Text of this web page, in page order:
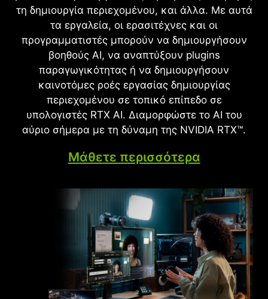
τη δημιουργία περιεχομένου, και άλλα. Με αυτά
τα εργαλεία, οι ερασιτέχνες και οι
προγραμματιστές μπορούν να δημιουργήσουν
βοηθούς AI, να αναπτύξουν plugins
παραγωγικότητας ή να δημιουργήσουν
καινοτόμες ροές εργασίας δημιουργίας
περιεχομένου σε τοπικό επίπεδο σε
υπολογιστές RTX AI. Διαμορφώστε το AI του
αύριο σήμερα με τη δύναμη της NVIDIA RTX™.
Μάθετε περισσότερα
μείωση της καθυστέρησης και τη βελτίωση της
ποιότητας της εικόνας. Το πιο πρόσφατο
επίτευγμα, το DLSS 4, φέρνει νέα Multi Frame
Generation και ενισχυμένη Ray Reconstruction
και Super ανάλυση, που τροφοδοτείται από GPU
GeForce RTX™ 50 Series και πέμπτης γενιάς
πυρήνες Tensor. GeForce RTX με DLSS είναι ο
καλύτερος τρόπος παιχνιδιού, υποστηριζόμενο
από ένα NVIDIA AI υπερυπολογιστή στο cloud
που βελτιώνει συνεχώς τις δυνατότητες
παιχνιδιού του υπολογιστή σας.
Η αρχιτεκτονική NVIDIA Blackwell ξεκλειδώνει
τον ρεαλισμό που αλλάζει το παιχνίδι της
πλήρους ray tracing. Ζήστε κινηματογραφικές
εικόνες ποιότητας με πρωτοφανή ταχύτητα που
τροφοδοτούνται από τη σειρά GeForce RTX 50
με πυρήνες RT τέταρτης γενιάς και
πρωτοποριακές τεχνολογίες νευρωνικής
απόδοσης που επιταχύνθηκαν με πυρήνες
Tensor πέμπτης γενιάς.